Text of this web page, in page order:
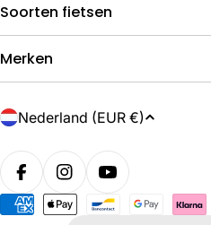
Soorten fietsen
Merken
L
n
d
/
Nederland (EUR €)
Betaalmethoden